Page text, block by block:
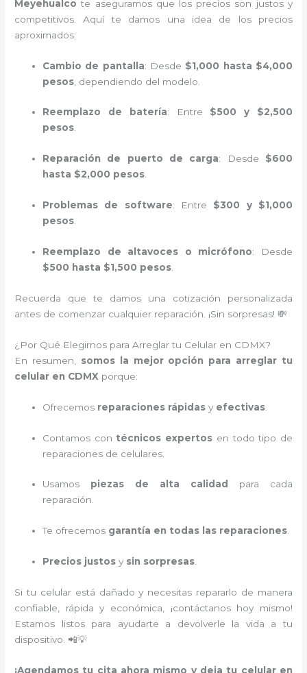
Meyehualco te aseguramos que los precios son justos y
competitivos. Aquí te damos una idea de los precios
aproximados:
Cambio de pantalla: Desde $1,000 hasta $4,000
pesos , dependiendo del modelo.
Reemplazo de batería: Entre $500 y $2,500
pesos.
Reparación de puerto de carga: Desde $600
hasta $2,000 pesos.
Problemas de software: Entre $300 y $1,000
pesos
Reemplazo de altavoces o micrófono: Desde
$500 hasta $1,500 pesos
Recuerda que te damos una cotización personalizada
antes de comenzar cualquier reparación. ¡Sin sorpresas! 💸
¿Por Qué Elegirnos para Arreglar tu Celular en CDMX?
En resumen, somos la mejor opción para arreglar tu
celular en CDMX porque:
Ofrecemos reparaciones rápidas y efectivas
Contamos con técnicos expertos en todo tipo de
reparaciones de celulares.
Usamos piezas de alta calidad
para cada
reparación.
Te ofrecemos garantía en todas las reparaciones.
Precios justos y sin sorpresas
Si tu celular está dañado y necesitas repararlo de manera
confiable, rápida y económica, ¡contáctanos hoy mismo!
Estamos listos para ayudarte a devolverle la vida a tu
dispositivo. 📲💡
¡Agendamos tu cita ahora mismo y deja tu celular en